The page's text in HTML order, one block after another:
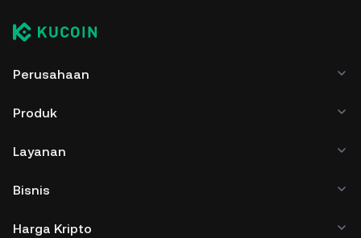
Perusahaan
Produk
Layanan
Bisnis
Harga Kripto